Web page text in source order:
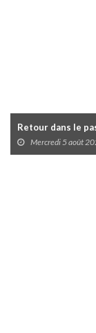
Retour dans le
Mercredi 5 août